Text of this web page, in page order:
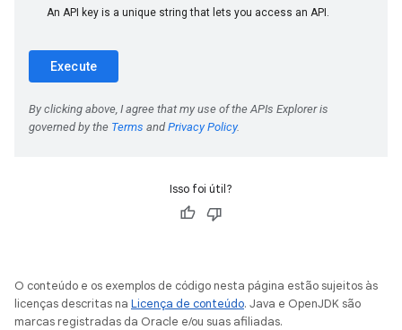
Isso foi útil?
O conteúdo e os exemplos de código nesta página estão sujeitos às
licenças descritas na Licença de conteúdo. Java e OpenJDK são
marcas registradas da Oracle e/ou suas afiliadas.